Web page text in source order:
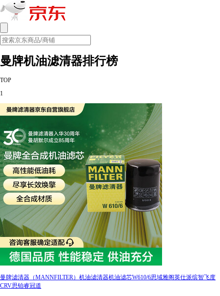
曼牌机油滤清器排行榜
TOP
1
曼牌滤清器（MANNFILTER）机油滤清器机油滤芯W610/6思域雅阁英仕派缤智飞度
CRV思铂睿冠道